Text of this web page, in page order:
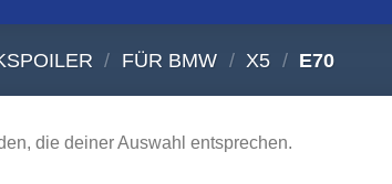
/ FÜR BMW / X5 / E70
die deiner Auswahl entsprechen.